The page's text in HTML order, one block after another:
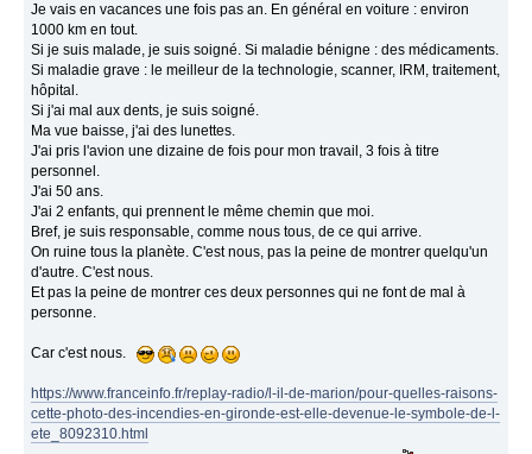
Je vais en vacances une fois pas an. En général en voiture : environ
1000 km en tout.
Si je suis malade, je suis soigné. Si maladie bénigne : des médicaments.
Si maladie grave : le meilleur de la technologie, scanner, IRM, traitement,
hôpital.
Si j'ai mal aux dents, je suis soigné.
Ma vue baisse, j'ai des lunettes.
J'ai pris l'avion une dizaine de fois pour mon travail, 3 fois à titre
personnel.
J'ai 50 ans.
J'ai 2 enfants, qui prennent le même chemin que moi.
Bref, je suis responsable, comme nous tous, de ce qui arrive.
On ruine tous la planète. C'est nous, pas la peine de montrer quelqu'un
d'autre. C'est nous.
Et pas la peine de montrer ces deux personnes qui ne font de mal à
personne.
Car c'est nous.
https://www.franceinfo.fr/replay-radio/l-il-de-marion/pour-quelles-raisons-
cette-photo-des-incendies-en-gironde-est-elle-devenue-le-symbole-de-l-
ete_8092310.html